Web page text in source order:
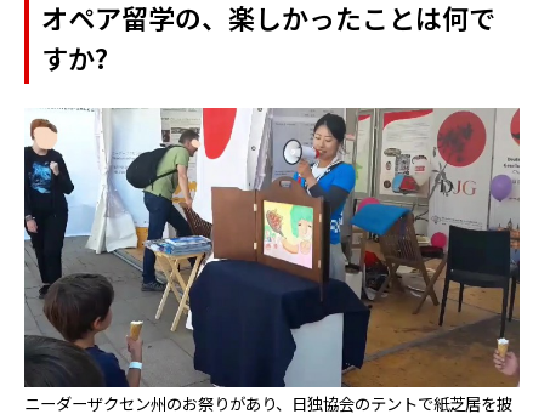
オペア留学の、楽しかったことは何で
すか?
ニーダーザクセン州のお祭りがあり、日独協会のテントで紙芝居を披